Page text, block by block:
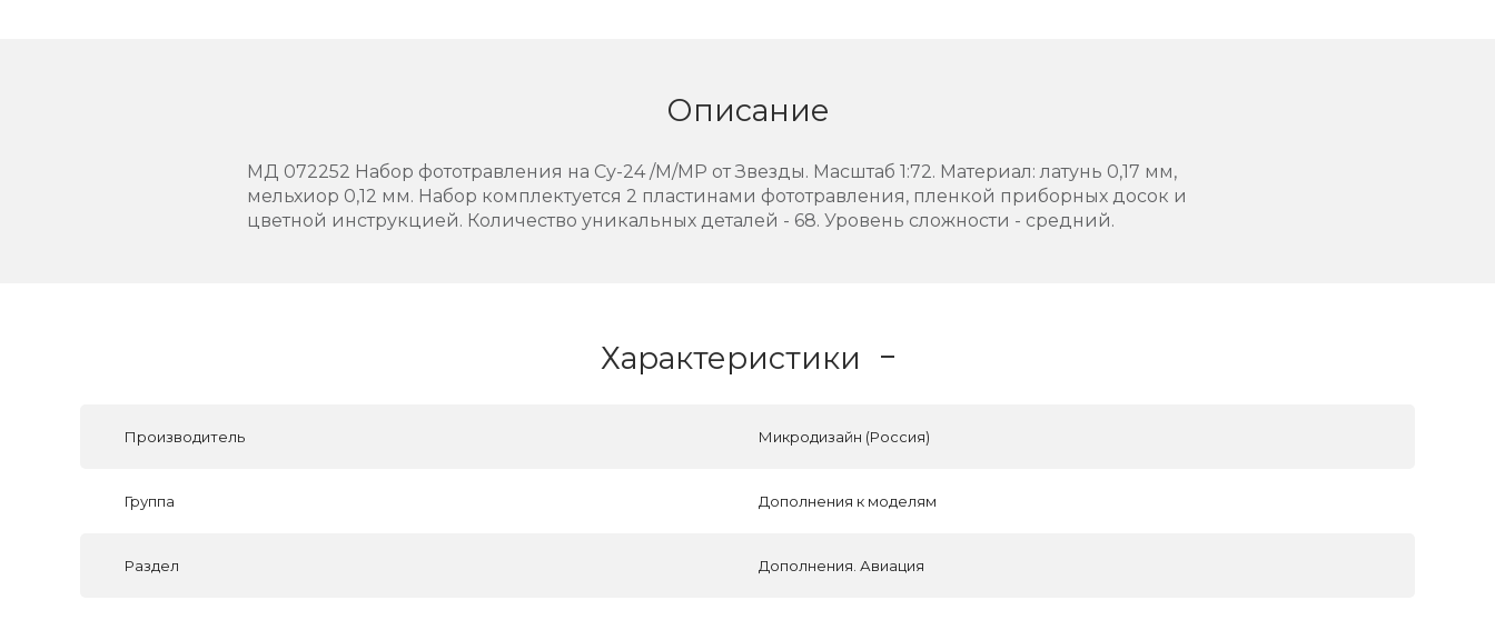
Описание
МД 072252 Набор фототравления на Су-24 /М/МР от Звезды. Масштаб 1:72. Материал: латунь 0,17 мм,
мельхиор 0,12 мм. Набор комплектуется 2 пластинами фототравления, пленкой приборных досок и
цветной инструкцией. Количество уникальных деталей - 68. Уровень сложности - средний.
Характеристики
Производитель Микродизайн (Россия)
Группа Дополнения к моделям
Раздел Дополнения. Авиация